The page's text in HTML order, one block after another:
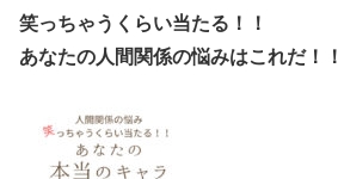
笑っちゃうくらい当たる！！
あなたの人間関係の悩みはこれだ！！